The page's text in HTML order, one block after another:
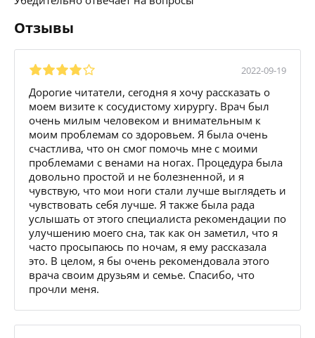
Отзывы
2022-09-19
Дорогие читатели, сегодня я хочу рассказать о
моем визите к сосудистому хирургу. Врач был
очень милым человеком и внимательным к
моим проблемам со здоровьем. Я была очень
счастлива, что он смог помочь мне с моими
проблемами с венами на ногах. Процедура была
довольно простой и не болезненной, и я
чувствую, что мои ноги стали лучше выглядеть и
чувствовать себя лучше. Я также была рада
услышать от этого специалиста рекомендации по
улучшению моего сна, так как он заметил, что я
часто просыпаюсь по ночам, я ему рассказала
это. В целом, я бы очень рекомендовала этого
врача своим друзьям и семье. Спасибо, что
прочли меня.